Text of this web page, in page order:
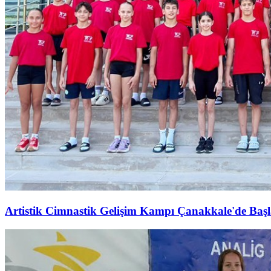
Artistik Cimnastik Gelişim Kampı Çanakkale'de